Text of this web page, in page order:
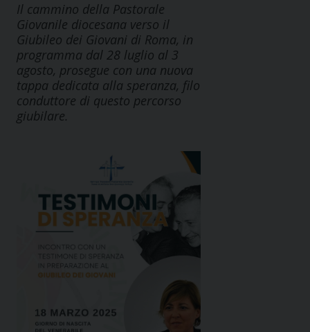
Il cammino della Pastorale
Giovanile diocesana verso il
Giubileo dei Giovani di Roma, in
programma dal 28 luglio al 3
agosto, prosegue con una nuova
tappa dedicata alla speranza, filo
conduttore di questo percorso
giubilare.